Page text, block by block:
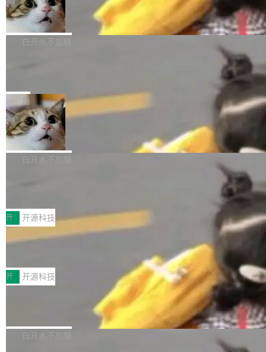
生成与复杂版式组织； 更稳定的图...
untu 用户在用，那用 snap 打包就没什么可纠结
的。 从 deb 到 snap 的迁移路径 hwctl 是 rust-
hwlib 硬件 API 库的一部分，命令行工具负责查
创始人的角色「太累了」。几天后，The Inform
ation 就曝出她将重回 OpenAI，负责递归自我
改进方向的研究。她是 Thinking Machines 过
一在人才争夺战中失血的公司。六月，Google
连失两员大将：Noam Shazeer 去了 Op...
FFmpeg 9.0 发布
FFmpeg 9.0 现已发布，包含多项改进。官方更
新日志列出的 9.0 版本主要更新内容如下： 扩
er HE-AAC 960 解码 (DAB+) transpose_cuda
filter 添加 AMF Frame Rate Converter (vf_frc
_amf) filter SMPTE 2094-50 元数据支持和直
通 ProRes RAW VideoToolbox 硬件加速器 AP
V ...
白开水不加糖
Code 在 X 上发帖：「DeepSeek Flash did 8T
tokens on August 1st. 5T of free usage + 3T
on OpenCode Go.」79.8 万次浏览，连带着 #
DeepSeek一天消耗了8万亿# 上了微博热搜——
注意这是 OpenCode 一家的消耗。 OpenCode
不完。」5T 来自免费额度，3T 来自 Go...
局
NetBSD 11.0 正式发布
NetBSD 11.0 现已正式发布，这是 NetBSD 操
作系统的第十八个主要版本。 自 NetBSD 10.1
ve JH71XX 的设备，例如 VisionFive 2、PINE
64 STAR64，以及 QEMU。 增强了对 POSIX.1
-2024 和 C23 编程接口标准的兼容性。 compat
_linux(8) 增强了对 Linux 系统调用的支持，包
括 epoll（围绕 kqueue 实现）、POSIX 消息队
列、...
白开水不加糖
案
享会在上海举办。鸿蒙生态的全场景智慧营销平
台鲸鸿动能协同华为游戏中心，面向游戏行业开
发者及生态伙伴，系统呈现了平台在游戏领域的
完整能力版图——从IAP高价值用户的全周期经
营、到IAA游戏的“买变一体”正循环、再到联运与
广告协同的全链路经营闭环，以及面向全球市场
的出海增长布局。 华为终端云业务商业化销售负
责人在开场致辞中表示，游戏开发者的核心诉求
已不再是“多一个投放渠道”，而是一套能够持续
开 开源科技
技嘉X3D系列再添新成员 B850 AORU
面向AMD Ryzen X3D处理器玩家，技嘉X3D系
列主板阵容迎来新成员——B850 AORUS ELITE
X3D。作为面向主流高性能平台打造的全新主板
产品，B850 AORUS ELITE X3D延续技嘉在X3
D平台优化上的技术积累，旨在为游戏玩家带来
更稳定、更高效的装机选择。 B850 AORUS ELI
开 开源科技
Zadig v5.0 发布：AI 发布专员与 AI 审
我们团队这几天最大的卡点不是 AI 写得不够
好，是 AI 写得太好了。 好到审查排期从两天的
白开水不加糖